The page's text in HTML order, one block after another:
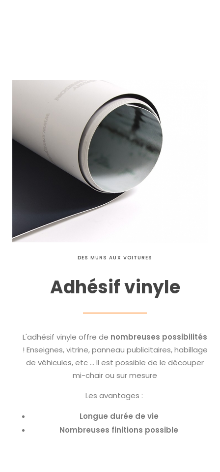
DES MURS AUX VOITURES
Adhésif vinyle
L'adhésif vinyle offre de nombreuses possibilités
! Enseignes, vitrine, panneau publicitaires, habillage
de véhicules, etc ... Il est possible de le découper
mi-chair ou sur mesure
Les avantages :
Longue durée de vie
Nombreuses finitions possible